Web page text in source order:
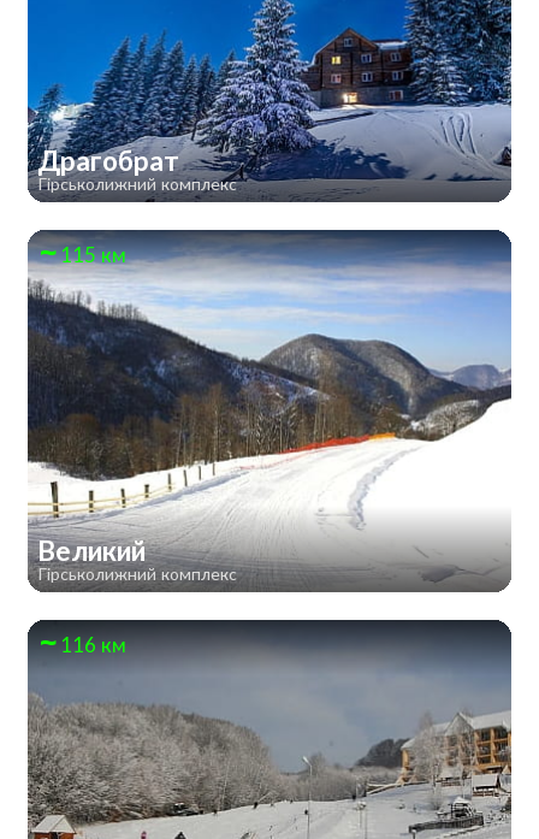
Драгобрат
Гірськолижний комплекс
115 км
Великий
Гірськолижний комплекс
116 км